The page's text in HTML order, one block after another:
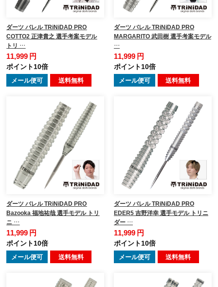
ダーツ バレル TRiNiDAD PRO
COTTO2 正津貴之 選手考案モデル
トリ …
11,999 円
ポイント10倍
メール便可 送料無料
ダーツ バレル TRiNiDAD PRO
MARGARITO 武田樹 選手考案モデル
…
11,999 円
ポイント10倍
メール便可 送料無料
ダーツ バレル TRiNiDAD PRO
Bazooka 福地祐哉 選手モデル トリ
ニ …
11,999 円
ポイント10倍
メール便可 送料無料
ダーツ バレル TRiNiDAD PRO
EDER5 吉野洋幸 選手モデル トリニ
ダー …
11,999 円
ポイント10倍
メール便可 送料無料